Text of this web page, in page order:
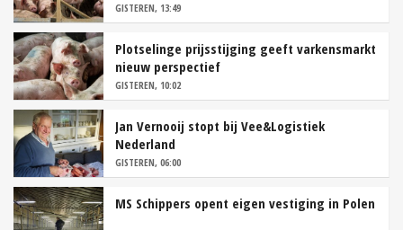
GISTEREN, 13:49
Plotselinge prijsstijging geeft varkensmarkt
nieuw perspectief
GISTEREN, 10:02
Jan Vernooij stopt bij Vee&Logistiek
Nederland
GISTEREN, 06:00
MS Schippers opent eigen vestiging in Polen